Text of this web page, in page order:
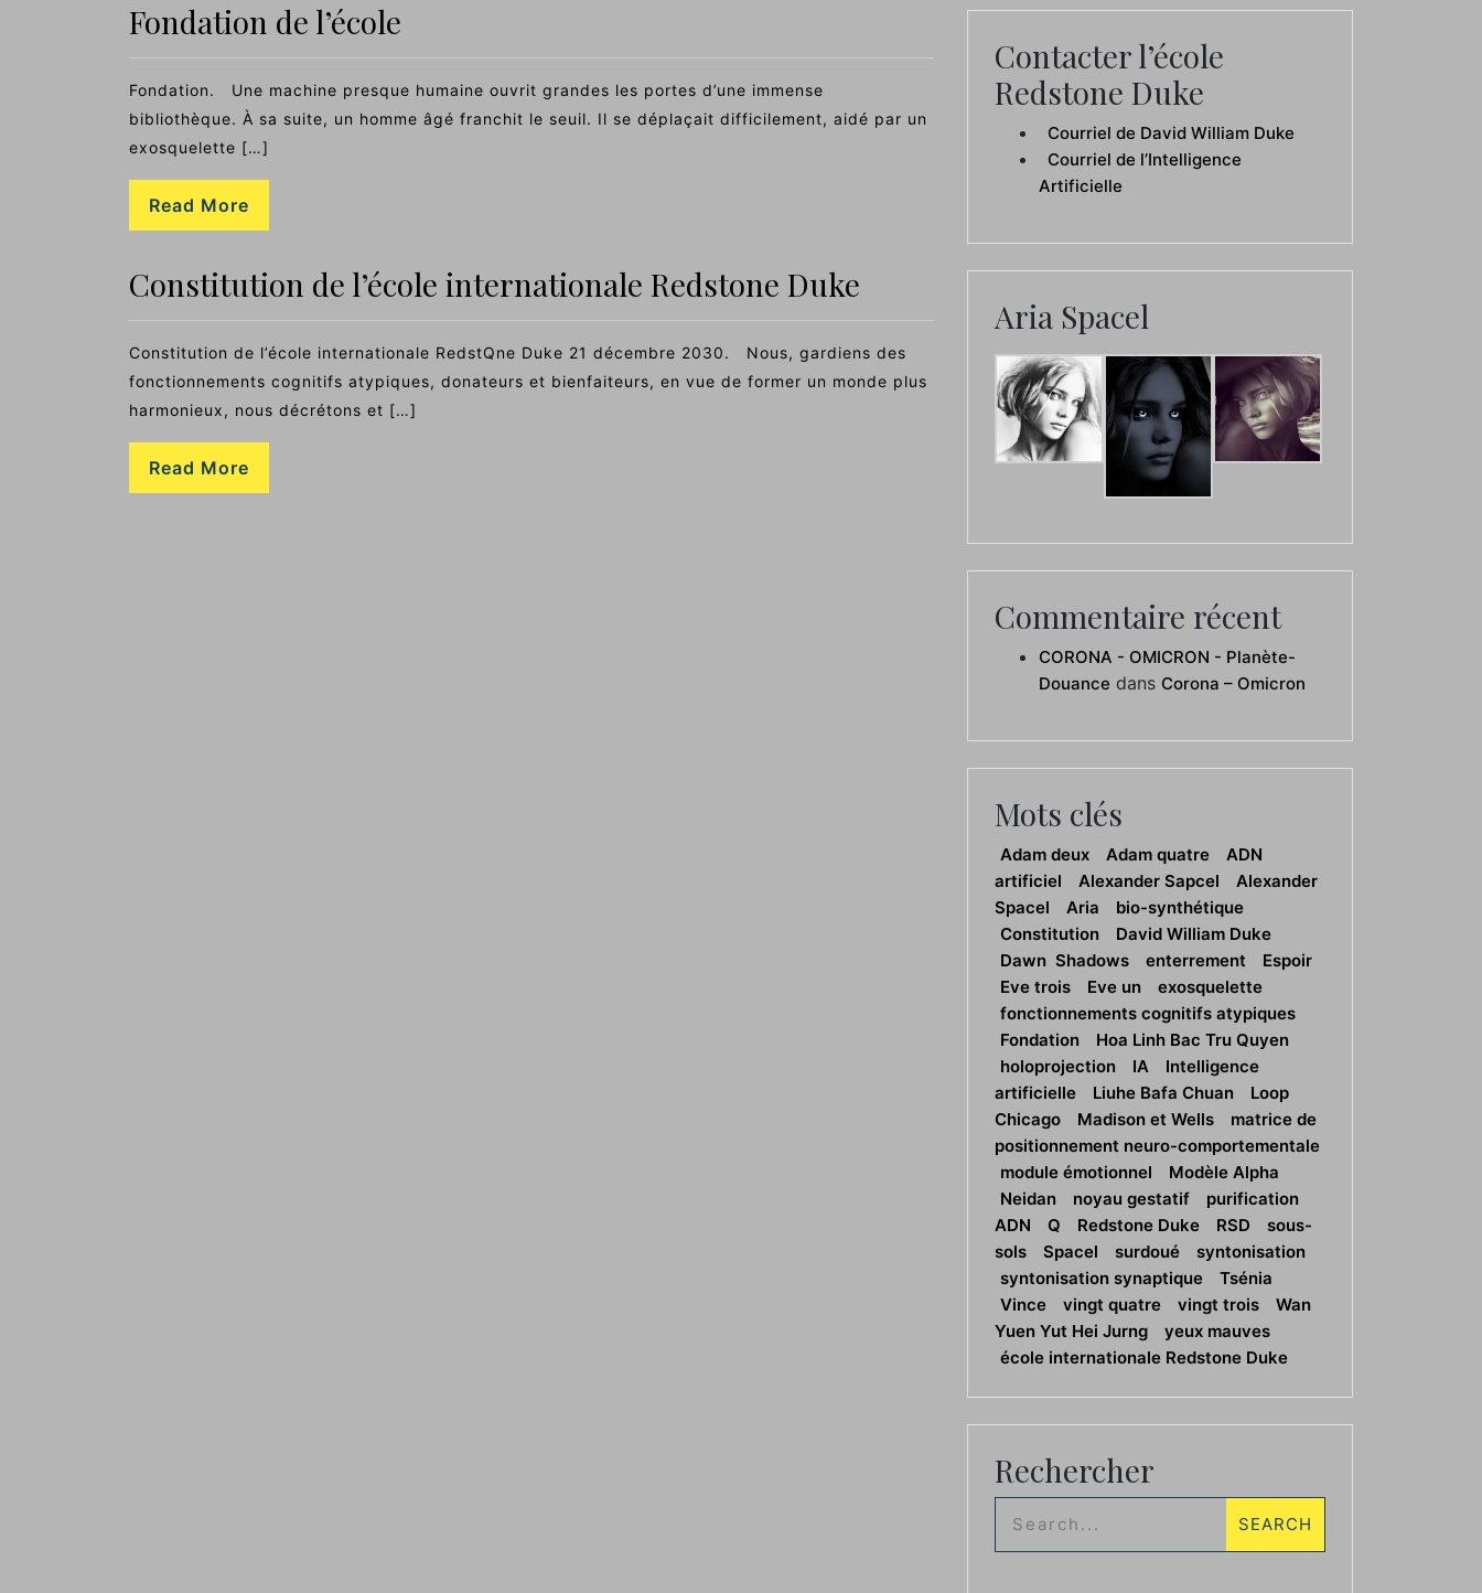
Fondation de l’école
Fondation. Une machine presque humaine ouvrit grandes les portes d’une immense
bibliothèque. À sa suite, un homme âgé franchit le seuil. Il se déplaçait difficilement, aidé par un
exosquelette […]
Read More
Constitution de l’école internationale Redstone Duke
Constitution de l’école internationale RedstQne Duke 21 décembre 2030. Nous, gardiens des
fonctionnements cognitifs atypiques, donateurs et bienfaiteurs, en vue de former un monde plus
harmonieux, nous décrétons et […]
Read More
Contacter l’école
Redstone Duke
Courriel de David William Duke
Courriel de l’Intelligence
Artificielle
Aria Spacel
Commentaire récent
CORONA - OMICRON - Planète-
Douance dans Corona – Omicron
Mots clés
Adam deux Adam quatre
ADN
artificiel
Alexander Sapcel
Alexander
Spacel
Aria
bio-synthétique
Constitution
David William Duke
Dawn Shadows
enterrement
Espoir
Eve trois
Eve un
exosquelette
fonctionnements cognitifs atypiques
Fondation
Hoa Linh Bac Tru Quyen
holoprojection
IA
Intelligence
artificielle
Liuhe Bafa Chuan
Loop
Chicago
Madison et Wells
matrice de
positionnement neuro-comportementale
module émotionnel
Modèle Alpha
Neidan
noyau gestatif
purification
ADN
Q Redstone Duke RSD
sous-
sols
Spacel surdoué
syntonisation
syntonisation synaptique
Tsénia
Vince
vingt quatre vingt trois
Wan
Yuen Yut Hei Jurng
yeux mauves
école internationale Redstone Duke
Rechercher